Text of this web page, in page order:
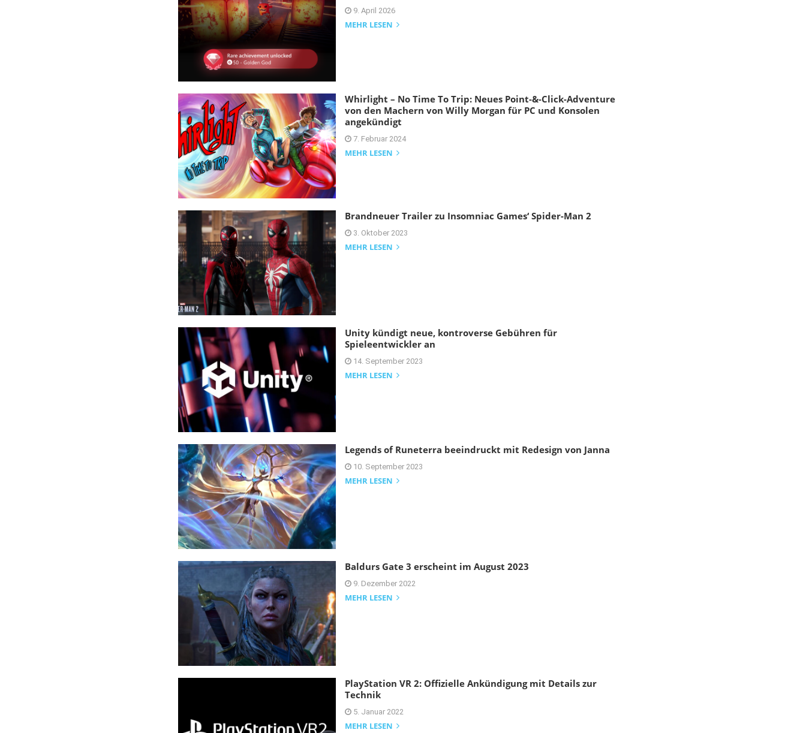
9. April 2026
MEHR LESEN
Whirlight – No Time To Trip: Neues Point-&-Click-Adventure
von den Machern von Willy Morgan für PC und Konsolen
angekündigt
7. Februar 2024
MEHR LESEN
Brandneuer Trailer zu Insomniac Games‘ Spider-Man 2
3. Oktober 2023
MEHR LESEN
Unity kündigt neue, kontroverse Gebühren für
Spieleentwickler an
14. September 2023
MEHR LESEN
Legends of Runeterra beeindruckt mit Redesign von Janna
10. September 2023
MEHR LESEN
Baldurs Gate 3 erscheint im August 2023
9. Dezember 2022
MEHR LESEN
PlayStation VR 2: Offizielle Ankündigung mit Details zur
Technik
5. Januar 2022
MEHR LESEN